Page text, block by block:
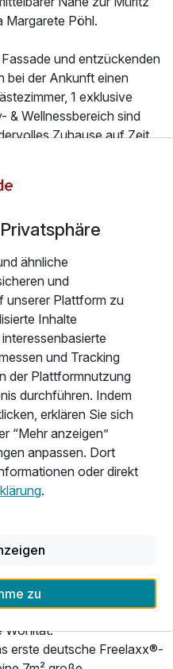
Margarete Pöhl.
und entzückenden
bei der Ankunft einen
1 exklusive
& Wellnessbereich sind
Zuhause auf Zeit.
seiner historischen
lädt zum ausgiebigen
vom kompetenten
Sommertage genießt
direkt am Waldrand.
kulinarische Genüsse.
eines unser
oder Müritz-
und andere kreative
werden im
therapeutische
Natur-Heilsole in Form von
in Waren aus einer Tiefe
ist nicht nur bei Haut-
Wohltat.
erste deutsche Freelaxx®-
ähnliche
und
unserer Plattform zu
Inhalte
und Tracking
der Plattformnutzung
durchführen. Indem
erklären Sie sich
“Mehr anzeigen”
anpassen. Dort
oder direkt
.
zu